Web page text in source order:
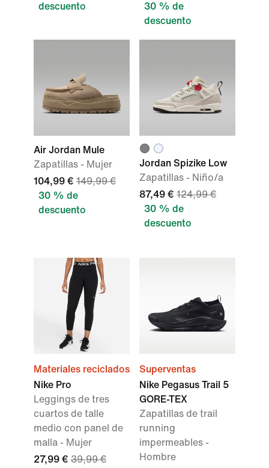
descuento
30 % de
descuento
Air Jordan Mule
Zapatillas - Mujer
104,99 € 149,99 €
30 % de
descuento
Jordan Spizike Low
Zapatillas - Niño/a
87,49 € 124,99 €
30 % de
descuento
Materiales reciclados
Nike Pro
Leggings de tres
cuartos de talle
medio con panel de
malla - Mujer
27,99 € 39,99 €
Superventas
Nike Pegasus Trail 5
GORE-TEX
Zapatillas de trail
running
impermeables -
Hombre